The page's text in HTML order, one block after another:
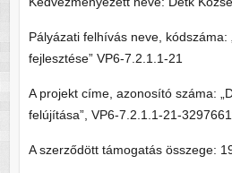
Pályázati felhívás neve, kódszáma:
fejlesztése” VP6-7.2.1.1-21
A projekt címe, azonosító száma:
felújítása”, VP6-7.2.1.1-21-
A szerződött támogatás összege: